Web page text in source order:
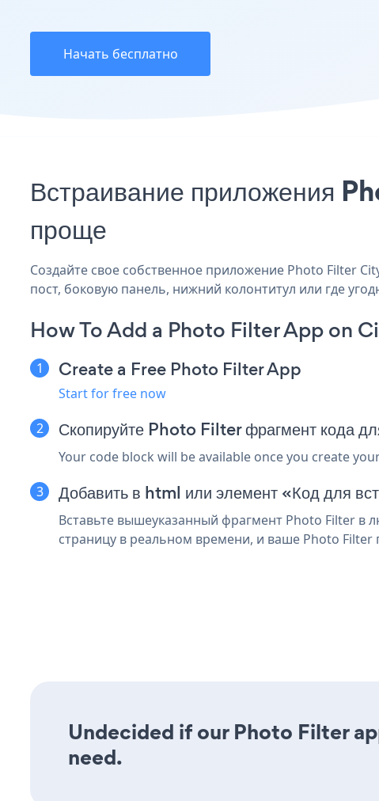
Начать бесплатно
Встраивание приложения
проще
Создайте свое собственное приложение Photo Filter
пост, боковую панель, нижний колонтитул или где
How To Add a Photo Filter App on
Create a Free Photo Filter App
Start for free now
Скопируйте Photo Filter фрагмент кода
Your code block will be available once you create
Добавить в html или элемент «Код для
Вставьте вышеуказанный фрагмент Photo Filter в
страницу в реальном времени, и ваше Photo Filter
Undecided if our Photo Filter
need.